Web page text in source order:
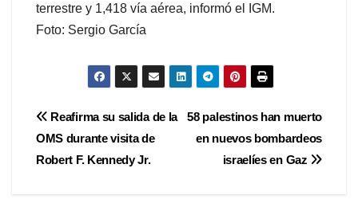
terrestre y 1,418 vía aérea, informó el IGM.
Foto: Sergio García
Navegación
de
58 palestinos han muerto
en nuevos bombardeos
israelíes en Gaz
Reafirma su salida de la
OMS durante visita de
Robert F. Kennedy Jr.